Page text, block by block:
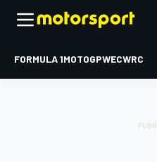
FORMULA 1MOTOGPWECWRC